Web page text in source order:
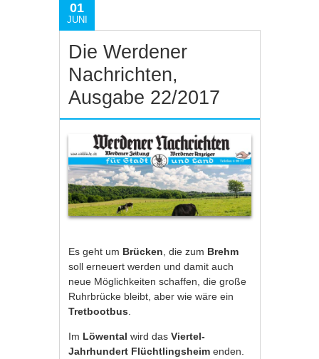
01
JUNI
Die Werdener
Nachrichten,
Ausgabe 22/2017
Es geht um Brücken , die zum Brehm
soll erneuert werden und damit auch
neue Möglichkeiten schaffen, die große
Ruhrbrücke bleibt, aber wie wäre ein
Tretbootbus
Im Löwental wird dasViertel-
Jahrhundert Flüchtlingsheim enden.